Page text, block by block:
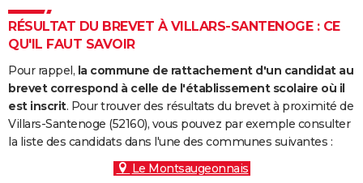
Dictionnaire
Biographies
Citations
Expressions
Proverbes
PROGRAMME TV
S'inscrire
Se connecter
Lycées
Collèges
Primaires
Universités
Entreprises
Service militaire
Avis de recherche
AVIS DE DÉCÈS
FORUM
RÉSULTAT DU BREVET À VILLARS-SANTENOGE : CE
QU'IL FAUT SAVOIR
Pour rappel, la commune de rattachement d'un candidat au
brevet correspond à celle de l'établissement scolaire où il
est inscrit. Pour trouver des résultats du brevet à proximité de
Villars-Santenoge (52160), vous pouvez par exemple consulter
la liste des candidats dans l'une des communes suivantes :
Le Montsaugeonnais